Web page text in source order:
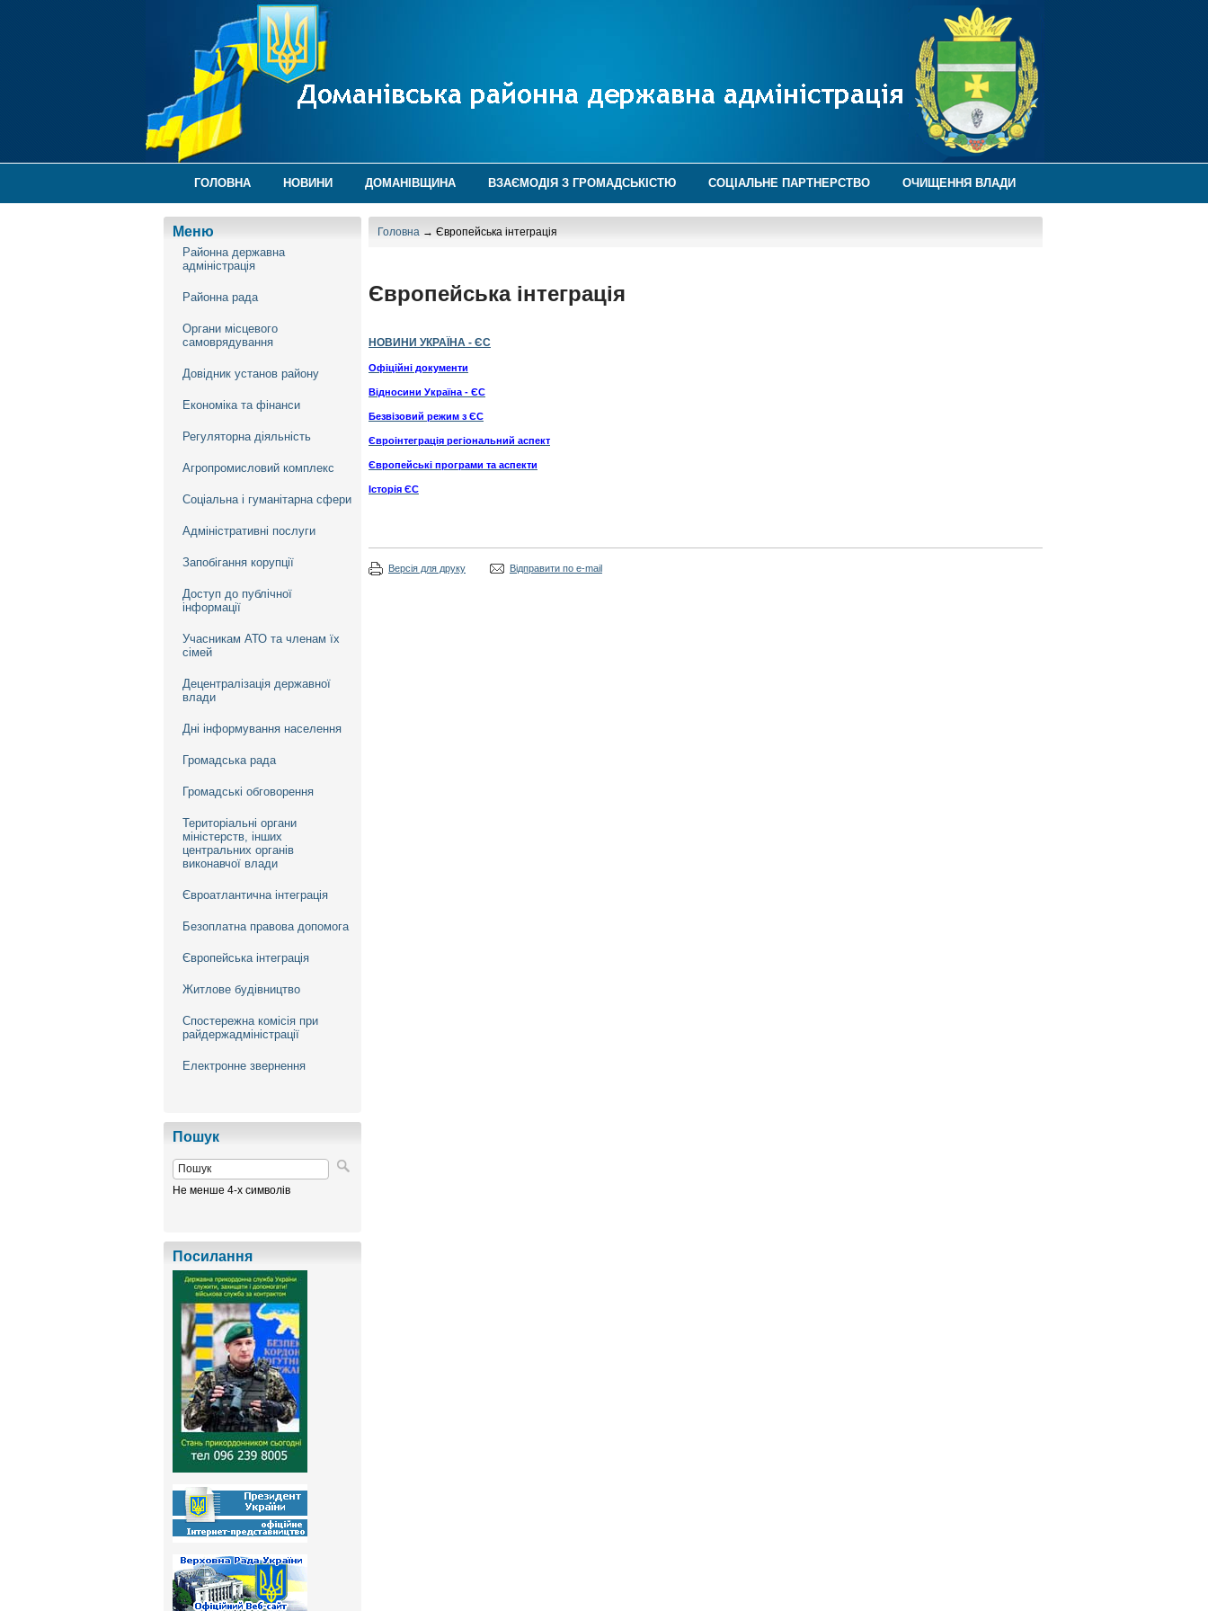
ГОЛОВНА НОВИНИ ДОМАНІВЩИНА ВЗАЄМОДІЯ З ГРОМАДСЬКІСТЮ СОЦІАЛЬНЕ ПАРТНЕРСТВО ОЧИЩЕННЯ ВЛАДИ
Меню
Районна державна
адміністрація
Районна рада
Органи місцевого
самоврядування
Довідник установ району
Економіка та фінанси
Регуляторна діяльність
Агропромисловий комплекс
Соціальна і гуманітарна сфери
Адміністративні послуги
Запобігання корупції
Доступ до публічної
інформації
Учасникам АТО та членам їх
сімей
Децентралізація державної
влади
Дні інформування населення
Громадська рада
Громадські обговорення
Територіальні органи
міністерств, інших
центральних органів
виконавчої влади
Євроатлантична інтеграція
Безоплатна правова допомога
Європейська інтеграція
Житлове будівництво
Спостережна комісія при
райдержадміністрації
Електронне звернення
Пошук
Не менше 4-х символів
Посилання
Головна → Європейська інтеграція
Європейська інтеграція
НОВИНИ УКРАЇНА - ЄС
Офіційні документи
Відносини Україна - ЄС
Безвізовий режим з ЄС
Євроінтеграція регіональний аспект
Європейські програми та аспекти
Історія ЄС
Версія для друку Відправити по e-mail